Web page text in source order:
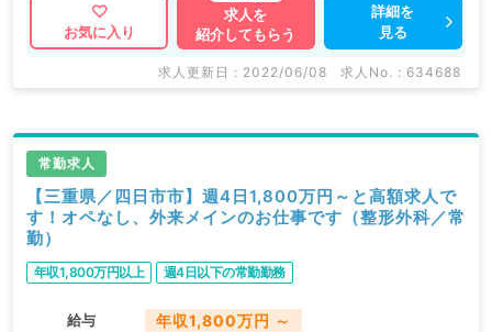
お気に入り
求人を
紹介してもらう
詳細を
見る
求人更新日 : 2022/06/08 求人No. : 634688
常勤求人
【三重県／四日市市】週4日1,800万円～と高額求人で
す！オペなし、外来メインのお仕事です（整形外科／常
勤）
年収1,800万円以上 週4日以下の常勤勤務
給与 年収1,800万円 ～